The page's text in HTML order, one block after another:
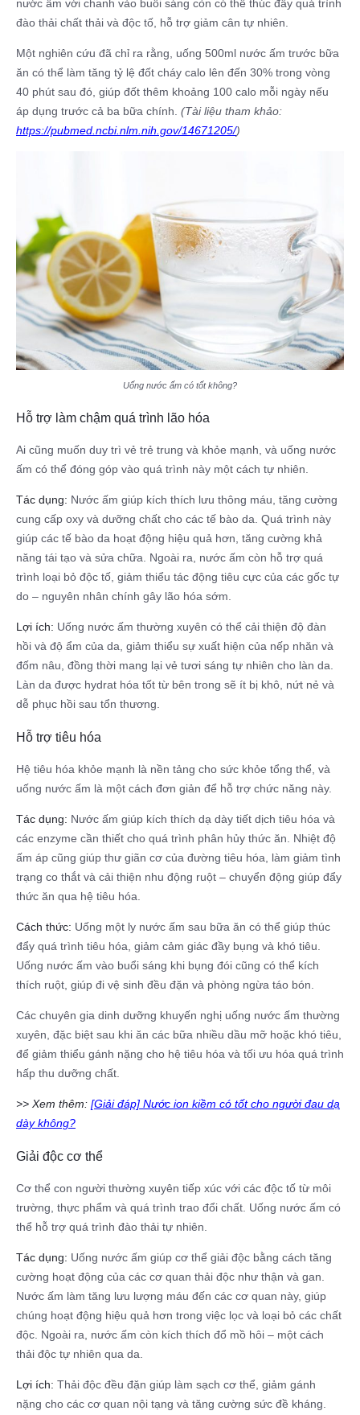
nước ấm với chanh vào buổi sáng còn có thể thúc đẩy quá trình
đào thải chất thải và độc tố, hỗ trợ giảm cân tự nhiên.
Một nghiên cứu đã chỉ ra rằng, uống 500ml nước ấm trước bữa
ăn có thể làm tăng tỷ lệ đốt cháy calo lên đến 30% trong vòng
40 phút sau đó, giúp đốt thêm khoảng 100 calo mỗi ngày nếu
áp dụng trước cả ba bữa chính. (Tài liệu tham khảo:
https://pubmed.ncbi.nlm.nih.gov/14671205/)
Uống nước ấm có tốt không?
Hỗ trợ làm chậm quá trình lão hóa
Ai cũng muốn duy trì vẻ trẻ trung và khỏe mạnh, và uống nước
ấm có thể đóng góp vào quá trình này một cách tự nhiên.
Tác dụng: Nước ấm giúp kích thích lưu thông máu, tăng cường
cung cấp oxy và dưỡng chất cho các tế bào da. Quá trình này
giúp các tế bào da hoạt động hiệu quả hơn, tăng cường khả
năng tái tạo và sửa chữa. Ngoài ra, nước ấm còn hỗ trợ quá
trình loại bỏ độc tố, giảm thiểu tác động tiêu cực của các gốc tự
do – nguyên nhân chính gây lão hóa sớm.
Lợi ích: Uống nước ấm thường xuyên có thể cải thiện độ đàn
hồi và độ ẩm của da, giảm thiểu sự xuất hiện của nếp nhăn và
đốm nâu, đồng thời mang lại vẻ tươi sáng tự nhiên cho làn da.
Làn da được hydrat hóa tốt từ bên trong sẽ ít bị khô, nứt nẻ và
dễ phục hồi sau tổn thương.
Hỗ trợ tiêu hóa
Hệ tiêu hóa khỏe mạnh là nền tảng cho sức khỏe tổng thể, và
uống nước ấm là một cách đơn giản để hỗ trợ chức năng này.
Tác dụng: Nước ấm giúp kích thích dạ dày tiết dịch tiêu hóa và
các enzyme cần thiết cho quá trình phân hủy thức ăn. Nhiệt độ
ấm áp cũng giúp thư giãn cơ của đường tiêu hóa, làm giảm tình
trạng co thắt và cải thiện nhu động ruột – chuyển động giúp đẩy
thức ăn qua hệ tiêu hóa.
Cách thức: Uống một ly nước ấm sau bữa ăn có thể giúp thúc
đẩy quá trình tiêu hóa, giảm cảm giác đầy bụng và khó tiêu.
Uống nước ấm vào buổi sáng khi bụng đói cũng có thể kích
thích ruột, giúp đi vệ sinh đều đặn và phòng ngừa táo bón.
Các chuyên gia dinh dưỡng khuyến nghị uống nước ấm thường
xuyên, đặc biệt sau khi ăn các bữa nhiều dầu mỡ hoặc khó tiêu,
để giảm thiểu gánh nặng cho hệ tiêu hóa và tối ưu hóa quá trình
hấp thu dưỡng chất.
>> Xem thêm: [Giải đáp] Nước ion kiềm có tốt cho người đau dạ
dày không?
Giải độc cơ thể
Cơ thể con người thường xuyên tiếp xúc với các độc tố từ môi
trường, thực phẩm và quá trình trao đổi chất. Uống nước ấm có
thể hỗ trợ quá trình đào thải tự nhiên.
Tác dụng: Uống nước ấm giúp cơ thể giải độc bằng cách tăng
cường hoạt động của các cơ quan thải độc như thận và gan.
Nước ấm làm tăng lưu lượng máu đến các cơ quan này, giúp
chúng hoạt động hiệu quả hơn trong việc lọc và loại bỏ các chất
độc. Ngoài ra, nước ấm còn kích thích đổ mồ hôi – một cách
thải độc tự nhiên qua da.
Lợi ích: Thải độc đều đặn giúp làm sạch cơ thể, giảm gánh
nặng cho các cơ quan nội tạng và tăng cường sức đề kháng.